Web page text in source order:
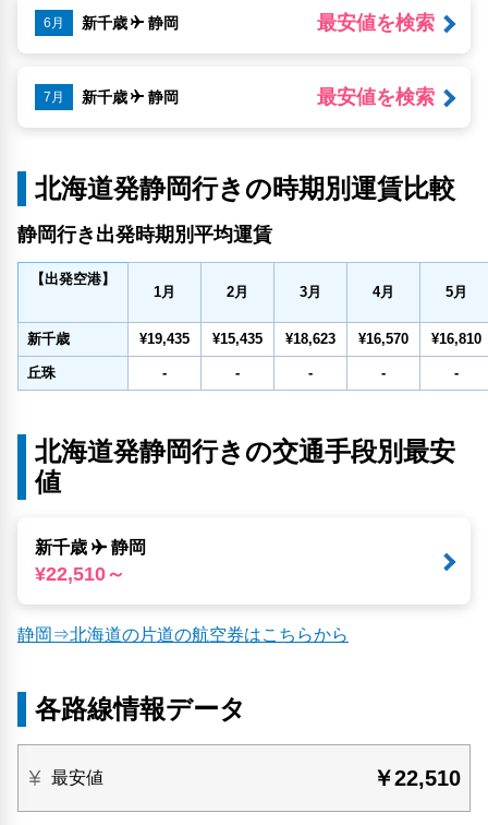
6月 新千歳 静岡 最安値を検索
7月 新千歳 静岡 最安値を検索
北海道発静岡行きの時期別運賃比較
静岡行き出発時期別平均運賃
【出発空港】
1月 2月 3月 4月 5月
新千歳 ¥19,435 ¥15,435 ¥18,623 ¥16,570 ¥16,810
丘珠 - - - - -
北海道発静岡行きの交通手段別最安
値
新千歳 静岡
¥22,510～
静岡⇒北海道の片道の航空券はこちらから
各路線情報データ
最安値 ￥22,510